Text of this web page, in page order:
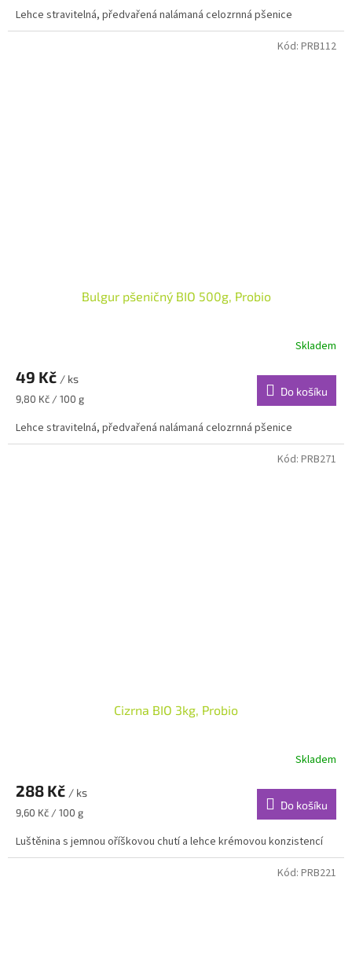
Lehce stravitelná, předvařená nalámaná celozrnná pšenice
Bulgur pšeničný BIO 500g, Probio
Skladem
49 Kč / ks
Měrná
9,80 Kč / 100 g
Do košíku
Lehce stravitelná, předvařená nalámaná celozrnná pšenice
Kód: PRB112
Cizrna BIO 3kg, Probio
Skladem
288 Kč / ks
Měrná
9,60 Kč / 100 g
Do košíku
Luštěnina s jemnou oříškovou chutí a lehce krémovou konzistencí
Kód: PRB271
Kód: PRB221